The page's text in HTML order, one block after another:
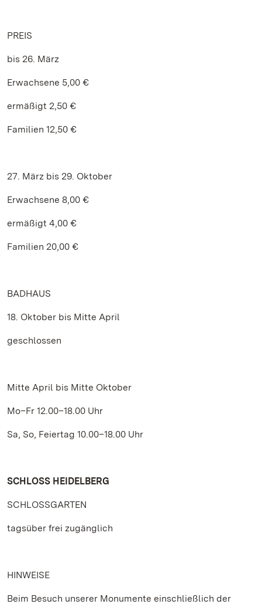
PREIS
bis 26. März
Erwachsene 5,00 €
ermäßigt 2,50 €
Familien 12,50 €
27. März bis 29. Oktober
Erwachsene 8,00 €
ermäßigt 4,00 €
Familien 20,00 €
BADHAUS
18. Oktober bis Mitte April
geschlossen
Mitte April bis Mitte Oktober
Mo–Fr 12.00–18.00 Uhr
Sa, So, Feiertag 10.00–18.00 Uhr
SCHLOSS HEIDELBERG
SCHLOSSGARTEN
tagsüber frei zugänglich
HINWEISE
Beim Besuch unserer Monumente einschließlich der